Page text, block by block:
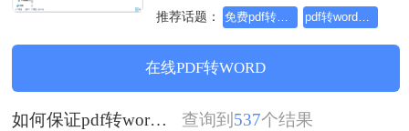
1:1高保真还原且排版不乱码。支持一键批
量处理，全链路 SSL 加密保障隐私安全。
助您快速实现如何保证pdf转word排版不
乱，无需安装，高效办公。
推荐话题： 免费pdf转word的三种方法
在线PDF转WORD
如何保证pdf转word排版不乱 查询到 537个结果